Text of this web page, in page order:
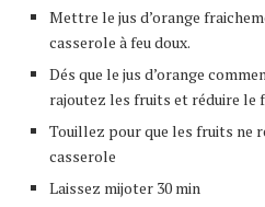
Mettre le jus d’orange
casserole à feu doux.
Dés que le jus d’orange
rajoutez les fruits et réduire le
Touillez pour que les fruits ne
casserole
Laissez mijoter 30 min